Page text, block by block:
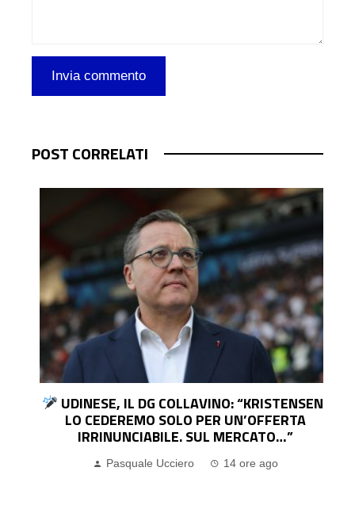
POST CORRELATI
UDINESE, IL DG COLLAVINO: “KRISTENSEN?
LO CEDEREMO SOLO PER UN’OFFERTA
IRRINUNCIABILE. SUL MERCATO…”
Pasquale Ucciero 14 ore ago